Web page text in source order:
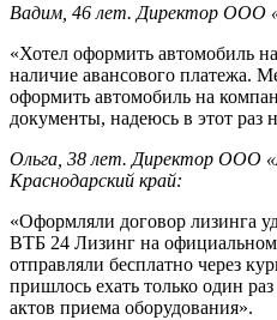
Вадим, 46 лет. Директор ООО
«Хотел оформить автомобиль
наличие авансового платежа.
оформить автомобиль на
документы, надеюсь в этот раз
Ольга, 38 лет. Директор ООО
Краснодарский край:
«Оформляли договор лизинга
ВТБ 24 Лизинг на
отправляли бесплатно через
пришлось ехать только один
актов приема оборудования».